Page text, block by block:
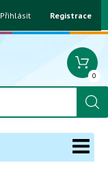
Přihlásit Registrace
0